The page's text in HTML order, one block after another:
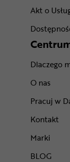
Akt o
Dlaczego
O nas
Pracuj w
Kontakt
Marki
BLOG